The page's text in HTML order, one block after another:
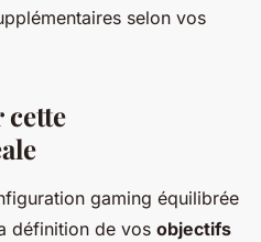
selon vos
gaming équilibrée
définition de vos objectifs